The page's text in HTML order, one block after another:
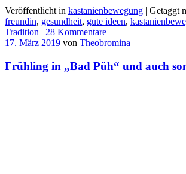
Veröffentlicht in kastanienbewegung | Getaggt
freundin, gesundheit, gute ideen,
Tradition | 28 Kommentare
17. März 2019 von Theobromina
Frühling in „Bad Püh“ und auch